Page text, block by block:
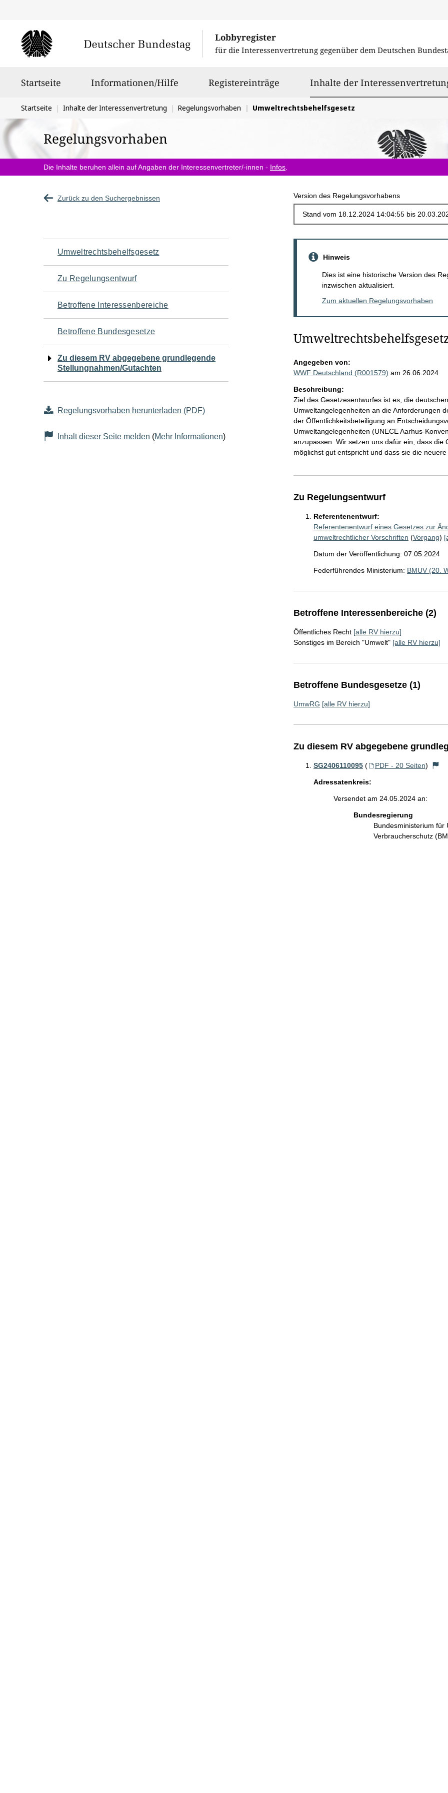
Lobbyregister
für die Interessenvertretung gegenüber dem Deutschen
Startseite Informationen/Hilfe Registereinträge Inhalte der
Sie
befinden
sich
hier:
Startseite Inhalte der Interessenvertretung Regelungsvorhaben Umweltrechtsbehelfsgesetz
Regelungsvorhaben
Die Inhalte beruhen allein auf Angaben der Interessenvertreter/-innen - Infos
Zurück zu den Suchergebnissen Version des Regelungsvorhabens
Navigation
für
den
Seiteninhalt
Umweltrechtsbehelfsgesetz
Zu Regelungsentwurf
Betroffene Interessenbereiche
Betroffene Bundesgesetze
Zu diesem RV abgegebene grundlegende
Stellungnahmen/Gutachten
Regelungsvorhaben herunterladen (PDF)
Inhalt dieser Seite melden (Mehr Informationen)
Hinweis
Dies ist eine historische Version des
inzwischen aktualisiert.
Zum aktuellen Regelungsvorhaben
Angegeben von:
WWF Deutschland (R001579) am 26.06.2024
Beschreibung:
Ziel des Gesetzesentwurfes ist es, die
Umweltangelegenheiten an die Anforderungen
der Öffentlichkeitsbeteiligung an
Umweltangelegenheiten (UNECE Aarhus-
anzupassen. Wir setzen uns dafür ein, dass die
möglichst gut entspricht und dass sie die
Zu Regelungsentwurf
Referentenentwurf:
Referentenentwurf eines Gesetzes zur
umweltrechtlicher Vorschriften (Vorgang)
Datum der Veröffentlichung: 07.05.2024
Federführendes Ministerium: BMUV (20.
Betroffene Interessenbereiche (2)
Öffentliches Recht [alle RV hierzu]
Sonstiges im Bereich "Umwelt" [alle RV hierzu]
Betroffene Bundesgesetze (1)
UmwRG [alle RV hierzu]
Zu diesem RV abgegebene
SG2406110095 ( PDF - 20 Seiten)
Adressatenkreis:
Versendet am 24.05.2024 an:
Bundesregierung
Bundesministerium für
Verbraucherschutz